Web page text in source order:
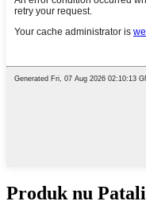
Produk nu Patali